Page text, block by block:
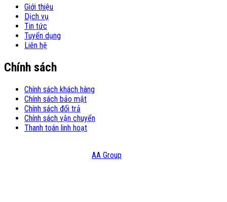
Giới thiệu
Dịch vụ
Tin tức
Tuyển dụng
Liên hệ
Chính sách
Chính sách khách hàng
Chính sách bảo mật
Chính sách đổi trả
Chính sách vận chuyển
Thanh toán linh hoạt
AA Group